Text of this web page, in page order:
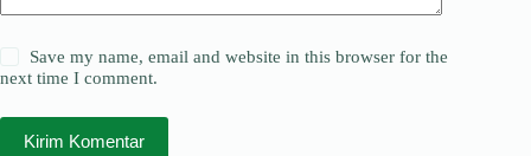
Save my name, email and website in this browser for the
next time I comment.
Kirim Komentar